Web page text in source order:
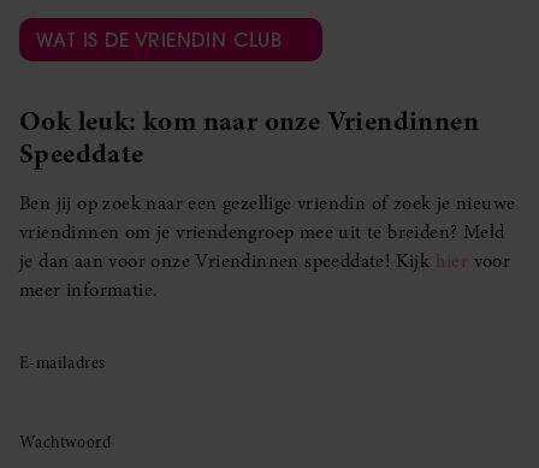
WAT IS DE VRIENDIN CLUB
Ook leuk: kom naar onze Vriendinnen
Speeddate
Ben jij op zoek naar een gezellige vriendin of zoek je nieuwe
vriendinnen om je vriendengroep mee uit te breiden? Meld
je dan aan voor onze Vriendinnen speeddate! Kijk hier voor
meer informatie.
E-mailadres
Wachtwoord